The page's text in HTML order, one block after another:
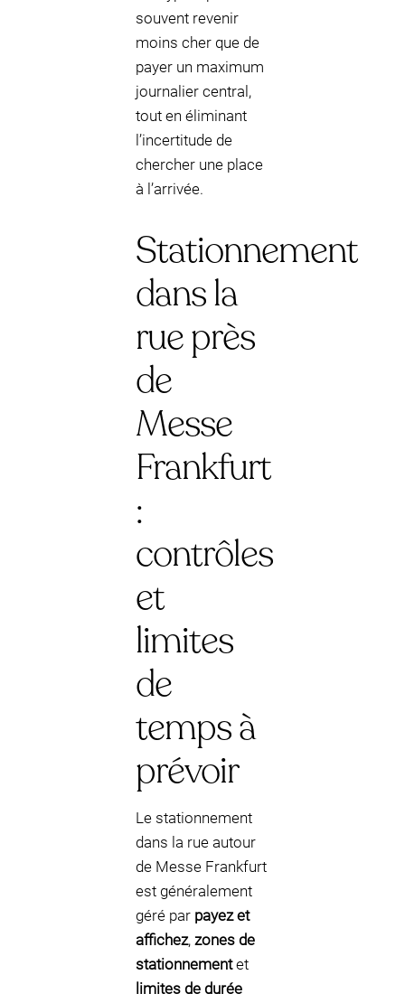
souvent revenir
moins cher que de
payer un maximum
journalier central,
tout en éliminant
l’incertitude de
chercher une place
à l’arrivée.
Stationnement
dans la
rue près
de
Messe
Frankfurt
:
contrôles
et
limites
de
temps à
prévoir
Le stationnement
dans la rue autour
de Messe Frankfurt
est généralement
géré par payez et
affichez, zones de
stationnementet
limites de durée